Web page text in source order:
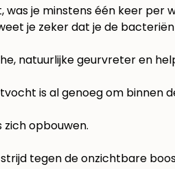
was je minstens één keer per
je zeker dat je de
natuurlijke geurvreter en
is al genoeg om binnen
opbouwen.
tegen de onzichtbare